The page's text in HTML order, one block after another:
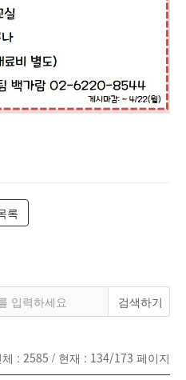
록
: 2585 / 현재 : 134/173 페이지